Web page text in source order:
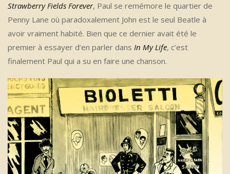
Strawberry Fields Forever, Paul se remémore le quartier de
Penny Lane où paradoxalement John est le seul Beatle à
avoir vraiment habité. Bien que ce dernier avait été le
premier à essayer d’en parler dans In My Life, c’est
finalement Paul qui a su en faire une chanson.